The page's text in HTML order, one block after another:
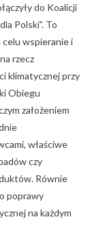
do Koalicji
Polski”. To
celu wspieranie i
rzecz
klimatycznej przy
Obiegu
założeniem
właściwe
czy
Równie
poprawy
na każdym